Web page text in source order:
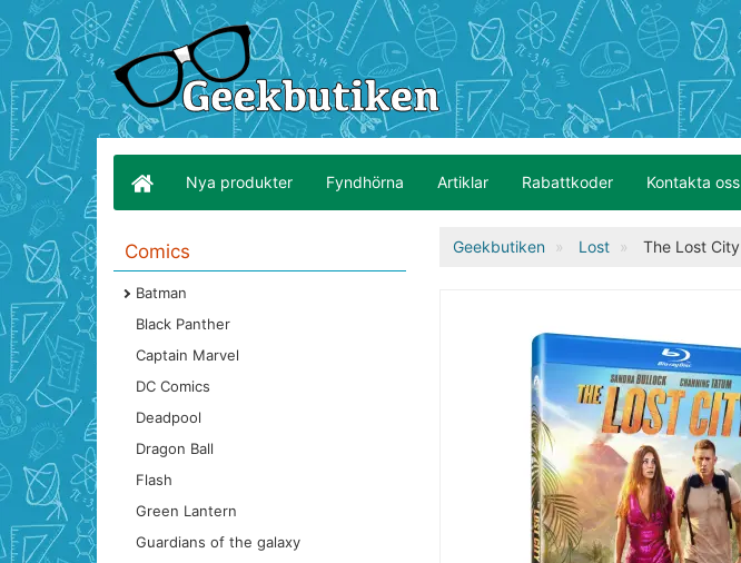
Nya produkter Fyndhörna Artiklar Rabattkoder Kontakta oss
Comics
Batman
Black Panther
Captain Marvel
DC Comics
Deadpool
Dragon Ball
Flash
Green Lantern
Guardians of the galaxy
Geekbutiken Lost The Lost City